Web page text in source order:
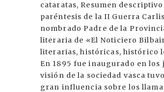
cataratas, Resumen
paréntesis de la II Guerra
nombrado Padre de la
literaria de «El Noticiero
literarias, históricas, histórico
En 1895 fue inaugurado en los
visión de la sociedad vasca
gran influencia sobre los